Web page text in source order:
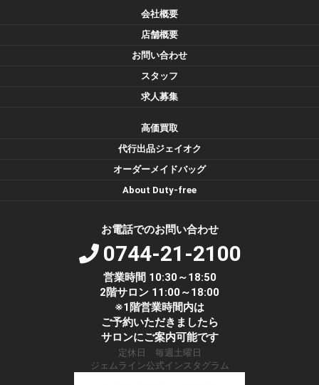
会社概要
店舗概要
お問い合わせ
スタッフ
求人募集
高価買取
代行出品ジェイオク
オーダーメイドバッグ
About Duty-free
お電話でのお問い合わせ
0744-21-2100
営業時間 10:30～18:50
2階サロン 11:00～18:00
※1階営業時間内は
ご予約いただきましたら
サロンにご案内可能です
定休日 毎週土曜日
ジェムライン公式インスタグラム